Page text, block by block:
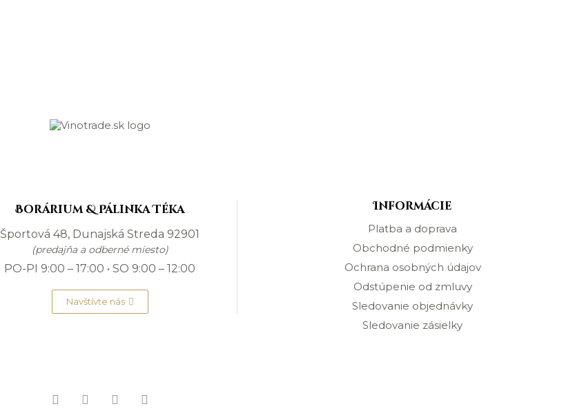
Borárium & Pálinka Téka
Športová 48, Dunajská Streda 92901
(predajňa a odberné miesto)
PO-PI 9:00 – 17:00 • SO 9:00 – 12:00
Navštívte nás
Informácie
Platba a doprava
Obchodné podmienky
Ochrana osobných údajov
Odstúpenie od zmluvy
Sledovanie objednávky
Sledovanie zásielky